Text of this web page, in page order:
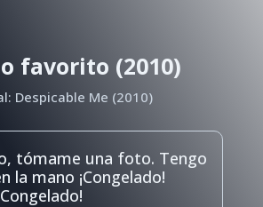
favorito (2010)
Despicable Me (2010)
tómame una foto. Tengo
la mano ¡Congelado!